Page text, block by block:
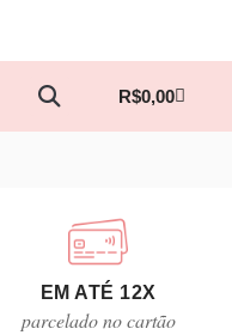
R$0,00
EM ATÉ 12X
parcelado no cartão